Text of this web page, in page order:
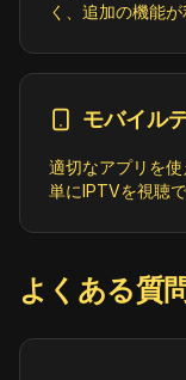
く、追加の機能が
モバイル
適切なアプリを
単にIPTVを視聴で
よくある質